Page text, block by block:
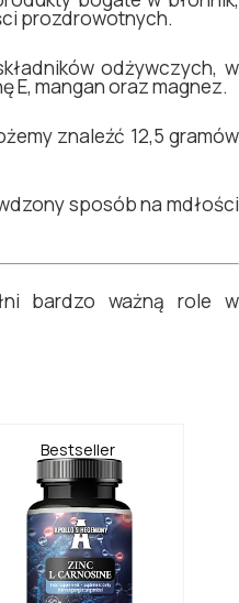
prozdrowotnych.
odżywczych, w
E, mangan oraz magnez.
znaleźć 12,5 gramów
sposób na mdłości
bardzo ważną role w
Bestseller